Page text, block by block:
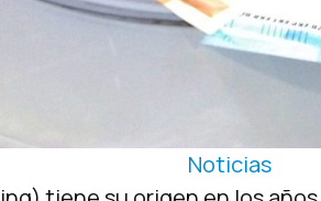
Noticias